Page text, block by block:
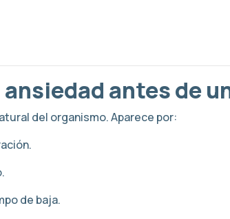
ansiedad antes de
del organismo. Aparece por:
de baja.